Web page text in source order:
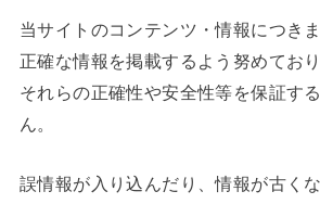
当サイトのコンテンツ・情報につき
正確な情報を掲載するよう努めてお
それらの正確性や安全性等を保証す
ん。
誤情報が入り込んだり、情報が古く